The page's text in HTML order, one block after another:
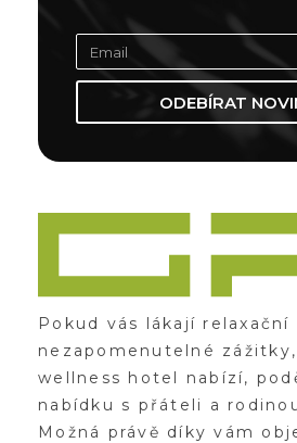
ODEBÍRAT
Zážitky Green Paradise
Pokud vás lákají relaxační
nezapomenutelné
wellness hotel nabízí,
nabídku s přáteli a
Možná právě díky vám